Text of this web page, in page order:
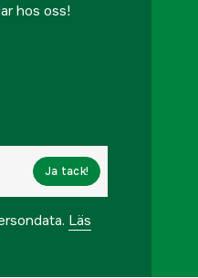
hos oss!
Ja tack!
Läs